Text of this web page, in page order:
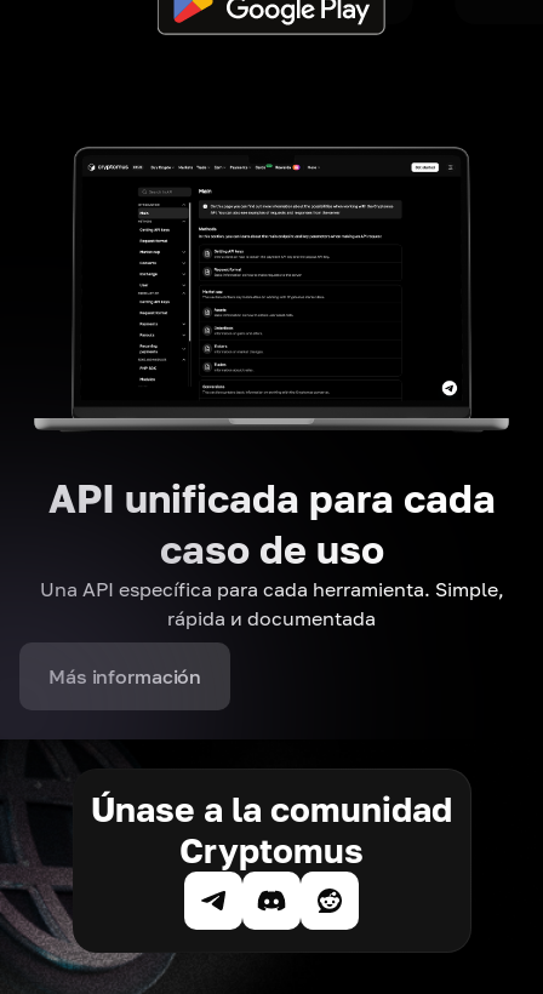
API unificada para cada
caso de uso
Una API específica para cada herramienta. Simple,
rápida и documentada
Más información
Únase a la comunidad
Cryptomus